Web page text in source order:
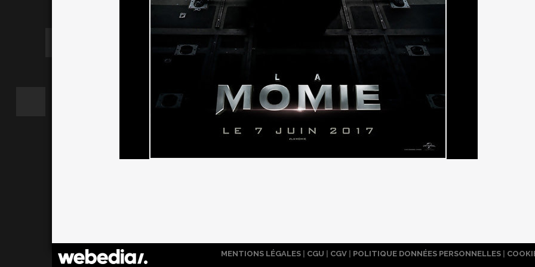
MENTIONS LÉGALES CGU CGV POLITIQUE DONNÉES PERSONNELLES